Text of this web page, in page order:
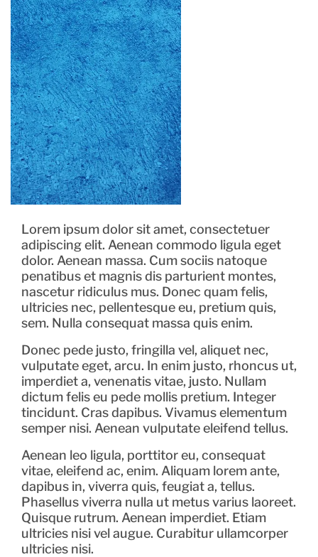
Lorem ipsum dolor sit amet, consectetuer
adipiscing elit. Aenean commodo ligula eget
dolor. Aenean massa. Cum sociis natoque
penatibus et magnis dis parturient montes,
nascetur ridiculus mus. Donec quam felis,
ultricies nec, pellentesque eu, pretium quis,
sem. Nulla consequat massa quis enim.
Donec pede justo, fringilla vel, aliquet nec,
vulputate eget, arcu. In enim justo, rhoncus ut,
imperdiet a, venenatis vitae, justo. Nullam
dictum felis eu pede mollis pretium. Integer
tincidunt. Cras dapibus. Vivamus elementum
semper nisi. Aenean vulputate eleifend tellus.
Aenean leo ligula, porttitor eu, consequat
vitae, eleifend ac, enim. Aliquam lorem ante,
dapibus in, viverra quis, feugiat a, tellus.
Phasellus viverra nulla ut metus varius laoreet.
Quisque rutrum. Aenean imperdiet. Etiam
ultricies nisi vel augue. Curabitur ullamcorper
ultricies nisi.